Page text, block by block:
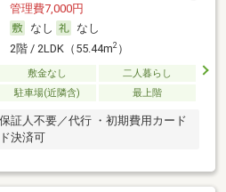
管理費7,000円
なし
なし
2階 / 2LDK（55.44m2）
敷金なし
二人暮らし
駐車場(近隣含) 最上階
証人不要／代行 ・初期費用カード
決済可